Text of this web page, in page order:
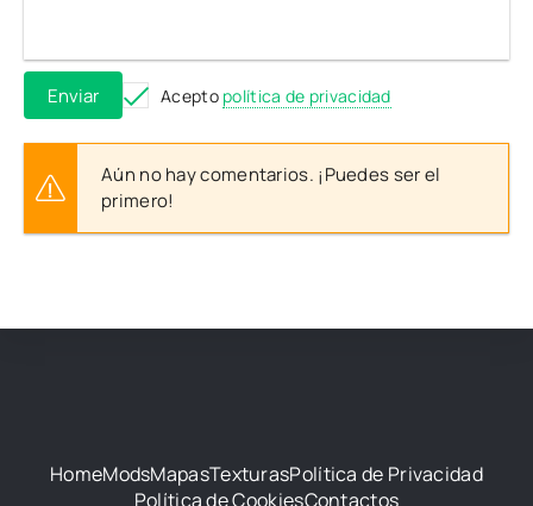
Enviar Acepto política de privacidad
Aún no hay comentarios. ¡Puedes ser el
primero!
HomeModsMapasTexturasPolítica de Privacidad
Política de CookiesContactos